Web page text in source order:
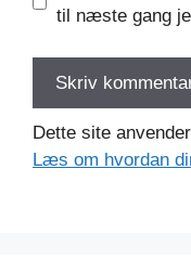
til næste gang
Dette site
Læs om hvordan